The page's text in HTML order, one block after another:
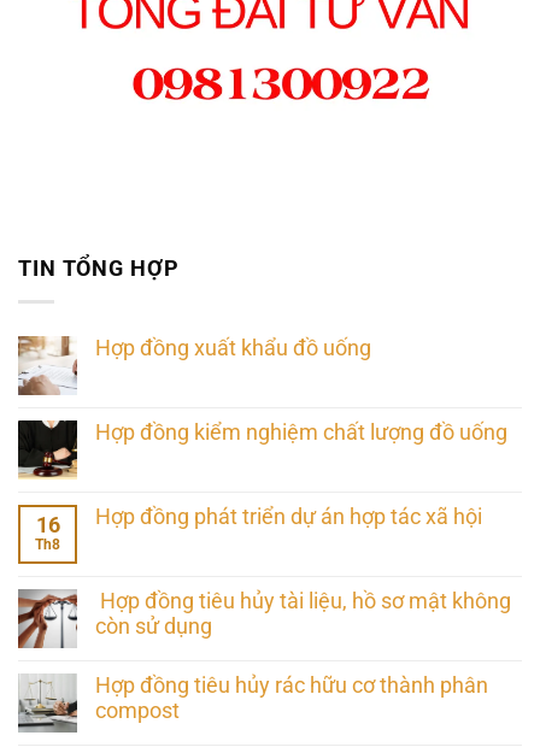
TIN TỔNG HỢP
Hợp đồng xuất khẩu đồ uống
Hợp đồng kiểm nghiệm chất lượng đồ uống
16
Th8
Hợp đồng phát triển dự án hợp tác xã hội
Hợp đồng tiêu hủy tài liệu, hồ sơ mật không
còn sử dụng
Hợp đồng tiêu hủy rác hữu cơ thành phân
compost